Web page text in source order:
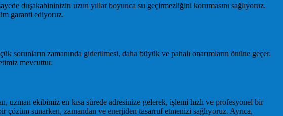
duşakabininizin uzun yıllar boyunca su geçirmezliğini korumasını sağlıyoruz.
garanti ediyoruz.
zamanında giderilmesi, daha büyük ve pahalı onarımların önüne geçer.
mevcuttur.
uzman ekibimiz en kısa sürede adresinize gelerek, işlemi hızlı ve profesyonel bir
çözüm sunarken, zamandan ve enerjiden tasarruf etmenizi sağlıyoruz. Ayrıca,